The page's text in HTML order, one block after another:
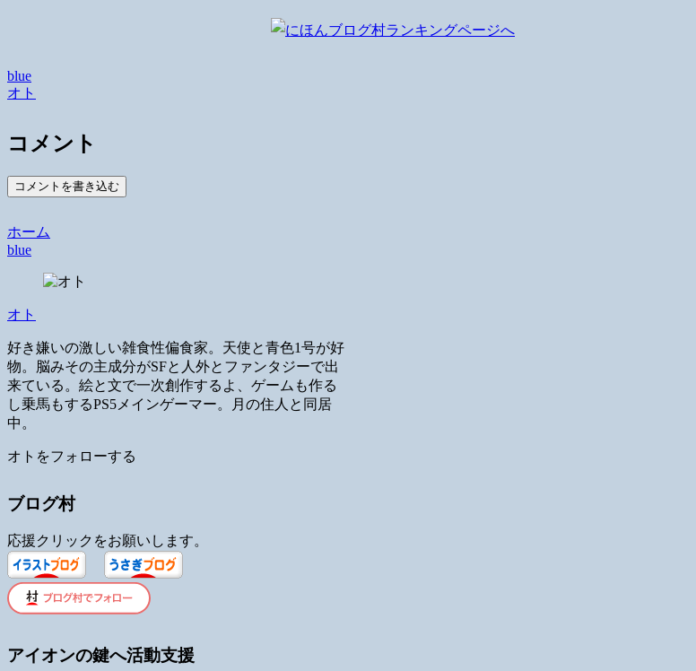
blue
オト
コメント
コメントを書き込む
ホーム
blue
オト
好き嫌いの激しい雑食性偏食家。天使と青色1号が好
物。脳みその主成分がSFと人外とファンタジーで出
来ている。絵と文で一次創作するよ、ゲームも作る
し乗馬もするPS5メインゲーマー。月の住人と同居
中。
オトをフォローする
ブログ村
応援クリックをお願いします。
アイオンの鍵へ活動支援